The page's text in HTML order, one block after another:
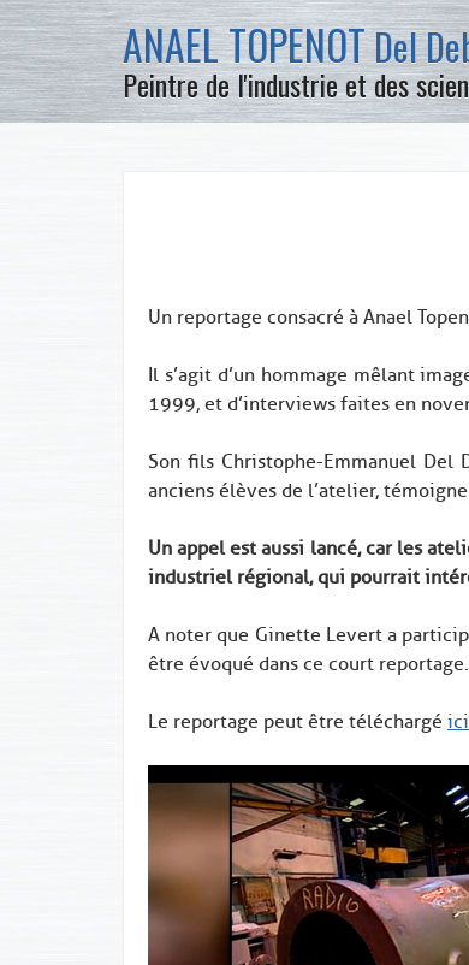
ANAEL TOPENOTDel
Peintre de l'industrie et des
Un reportage consacré à Anael
Il s’agit d’un hommage mêlant
1999, et d’interviews faites en
Son fils Christophe-Emmanuel Del
anciens élèves de l’atelier,
Un appel est aussi lancé, car les
industriel régional, qui pourrait
A noter que Ginette Levert a
être évoqué dans ce court reportage.
Le reportage peut être téléchargé ici